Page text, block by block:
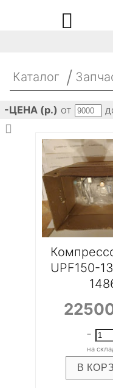

Каталог
-ЦЕНА (р.) от

UPF150-
-

Ваше Имя*
Телефон*
Адрес